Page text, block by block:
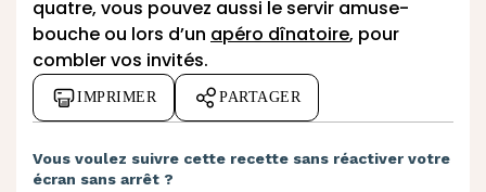
quatre, vous pouvez aussi le servir amuse-
bouche ou lors d’un apéro dînatoire, pour
combler vos invités.
IMPRIMER PARTAGER
Vous voulez suivre cette recette sans réactiver votre
écran sans arrêt ?